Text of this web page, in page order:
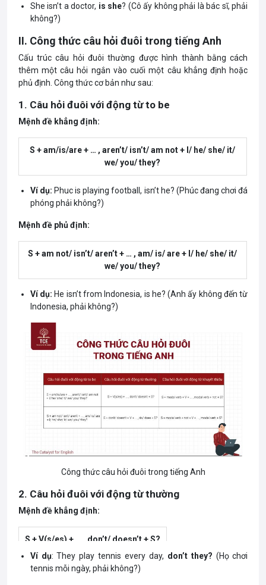
She isn’t a doctor, is she? (Cô ấy không phải là bác sĩ, phải
không?)
II. Công thức câu hỏi đuôi trong tiếng Anh
Cấu trúc câu hỏi đuôi thường được hình thành bằng cách
thêm một câu hỏi ngắn vào cuối một câu khẳng định hoặc
phủ định. Công thức cơ bản như sau:
1. Câu hỏi đuôi với động từ to be
Mệnh đề khẳng định:
S + am/is/are + … , aren’t/ isn’t/ am not + I/ he/ she/ it/
we/ you/ they?
Ví dụ: Phuc is playing football, isn’t he? (Phúc đang chơi đá
phóng phải không?)
Mệnh đề phủ định:
S + am not/ isn’t/ aren’t + … , am/ is/ are + I/ he/ she/ it/
we/ you/ they?
Ví dụ: He isn’t from Indonesia, is he? (Anh ấy không đến từ
Indonesia, phải không?)
Công thức câu hỏi đuôi trong tiếng Anh
2. Câu hỏi đuôi với động từ thường
Mệnh đề khẳng định:
S + V(s/es) + … , don’t/ doesn’t + S?
Ví dụ: They play tennis every day, don’t they? (Họ chơi
tennis mỗi ngày, phải không?)